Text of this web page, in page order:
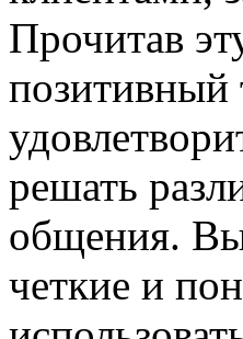
Прочитав
решать
общения.
четкие и